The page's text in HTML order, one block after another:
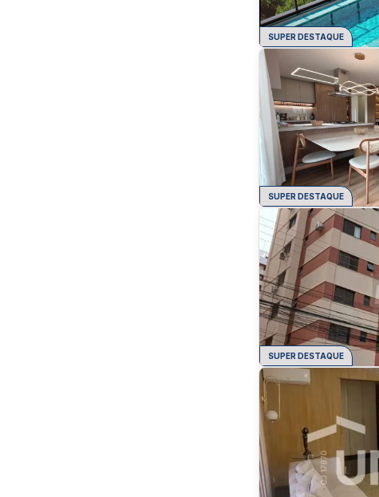
SUPER DESTAQUE
SUPER DESTAQUE
SUPER DESTAQUE